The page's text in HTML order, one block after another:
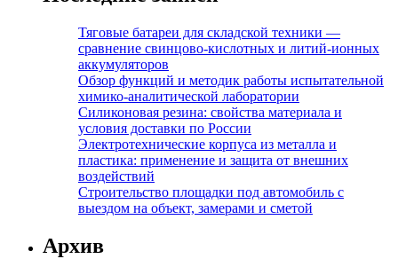
Тяговые батареи для складской техники —
сравнение свинцово-кислотных и литий-ионных
аккумуляторов
Обзор функций и методик работы испытательной
химико-аналитической лаборатории
Силиконовая резина: свойства материала и
условия доставки по России
Электротехнические корпуса из металла и
пластика: применение и защита от внешних
воздействий
Строительство площадки под автомобиль с
выездом на объект, замерами и сметой
Архив